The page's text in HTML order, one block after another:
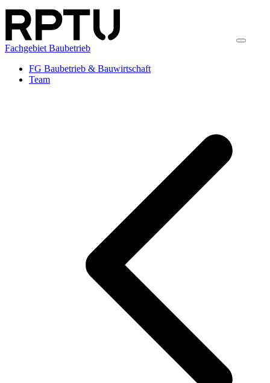
Fachgebiet Baubetrieb
FG Baubetrieb & Bauwirtschaft
Team